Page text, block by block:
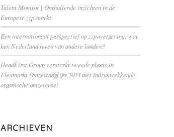
Talent Monitor | Onthullende inzichten in de
Europese zzp-markt
Een internationaal perspectief op zzp-wetgeving: wat
kan Nederland leren van andere landen?
HeadFirst Group versterkt tweede plaats in
Flexmarkt Omzetranglijst 2024 met indrukwekkende
organische omzetgroei
ARCHIEVEN